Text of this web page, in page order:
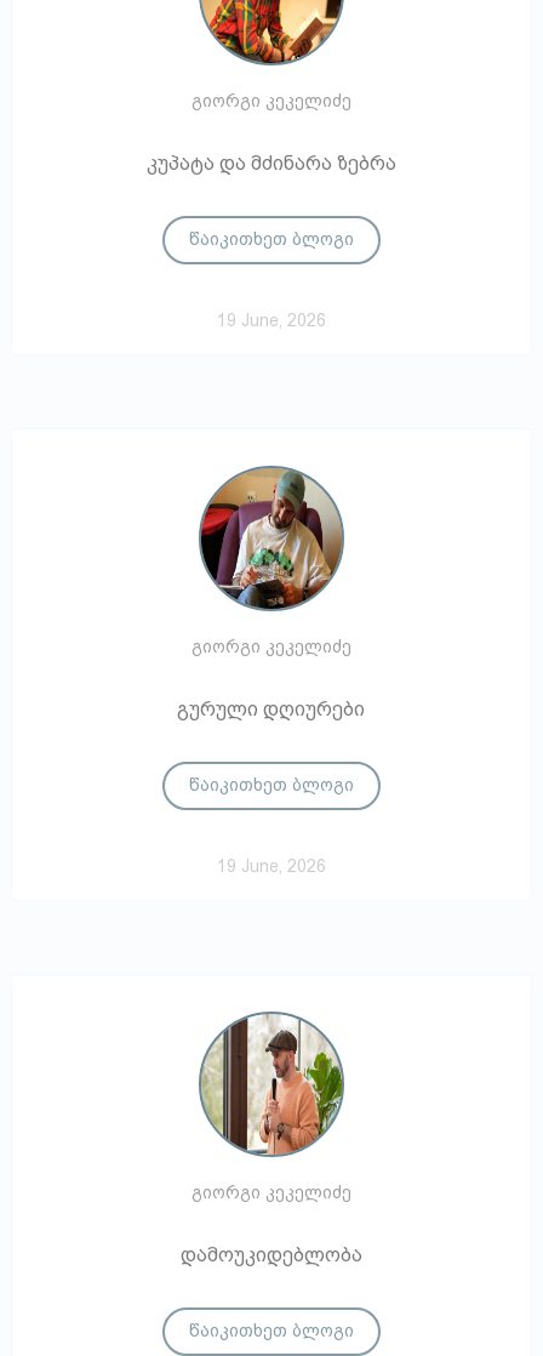
გიორგი კეკელიძე
კუპატა და მძინარა ზებრა
წაიკითხეთ ბლოგი
19 June, 2026
გიორგი კეკელიძე
გურული დღიურები
წაიკითხეთ ბლოგი
19 June, 2026
გიორგი კეკელიძე
დამოუკიდებლობა
წაიკითხეთ ბლოგი